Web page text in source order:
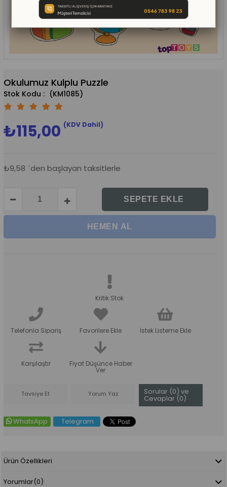
Okulumuz Kulplu Puzzle
(KM1085)
₺115,00 (KDV Dahil)
₺9,58 `den başlayan taksitlerle
Kritik Stok
Telefonla Sipariş Favorilere Ekle İstek Listeme Ekle
Karşılaştır Fiyat Düşünce Haber
Ver
Tavsiye Et Yorum Yaz Sorular (0) ve
Cevaplar (0)
WhatsApp Telegram
Ürün Özellikleri
Yorumlar(0)